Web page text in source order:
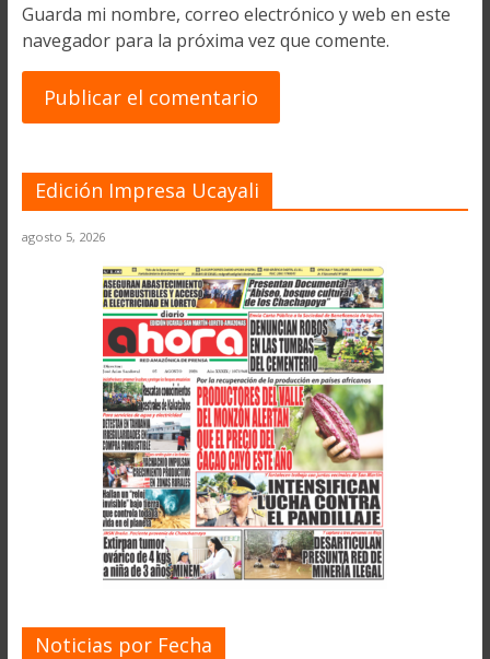
Guarda mi nombre, correo electrónico y web en este
navegador para la próxima vez que comente.
Edición Impresa Ucayali
agosto 5, 2026
Noticias por Fecha